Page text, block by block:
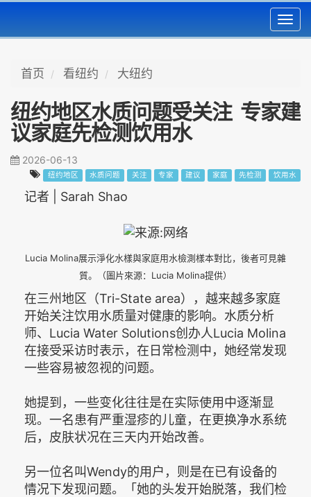
首页 看纽约 大纽约
纽约地区水质问题受关注 专家建
议家庭先检测饮用水
2026-06-13
纽约地区 水质问题 关注 专家 建议 家庭 先检测 饮用水
记者 | Sarah Shao
Lucia Molina展示淨化水樣與家庭用水檢測樣本對比，後者可見雜
質。（圖片來源：Lucia Molina提供）
在三州地区（Tri-State area），越来越多家庭
开始关注饮用水质量对健康的影响。水质分析
师、Lucia Water Solutions创办人Lucia Molina
在接受采访时表示，在日常检测中，她经常发现
一些容易被忽视的问题。
她提到，一些变化往往是在实际使用中逐渐显
现。一名患有严重湿疹的儿童，在更换净水系统
后，皮肤状况在三天内开始改善。
另一位名叫Wendy的用户，则是在已有设备的
情况下发现问题。「她的头发开始脱落，我们检